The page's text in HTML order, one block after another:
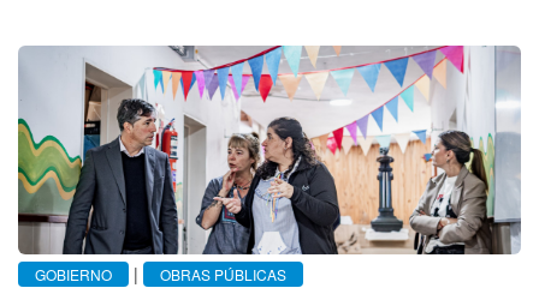
GOBIERNO | OBRAS PÚBLICAS